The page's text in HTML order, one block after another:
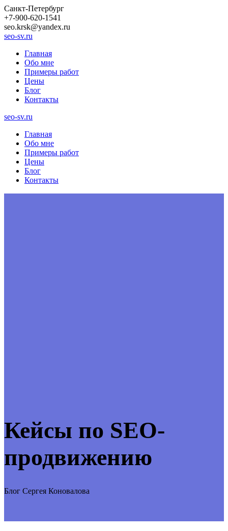
Санкт-Петербург
+7-900-620-1541
seo.krsk@yandex.ru
seo-sv.ru
Главная
Обо мне
Примеры работ
Цены
Блог
Контакты
seo-sv.ru
Главная
Обо мне
Примеры работ
Цены
Блог
Контакты
Кейсы по SEO-
продвижению
Блог Сергея Коновалова